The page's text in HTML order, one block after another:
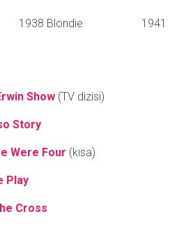
1938 Blondie 1941
Show (TV dizisi)
Story
Were Four (kısa)
Play
Cross